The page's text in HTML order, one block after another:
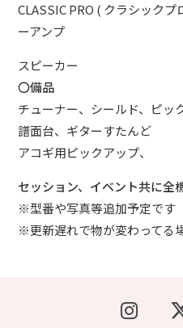
CLASSIC PRO ( クラシック
ーアンプ
スピーカー
〇備品
チューナー、シールド、ピッ
譜面台、ギターすたんど
アコギ用ピックアップ、
セッション、イベント共に全
※型番や写真等追加予定です
※更新遅れで物が変わってる